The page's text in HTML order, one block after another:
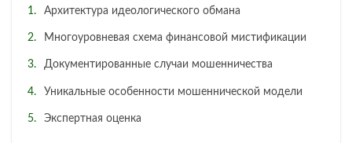
Архитектура идеологического обмана
Многоуровневая схема финансовой мистификации
Документированные случаи мошенничества
Уникальные особенности мошеннической модели
Экспертная оценка